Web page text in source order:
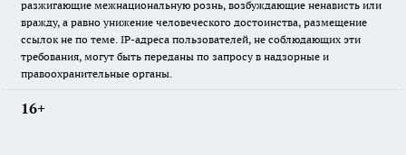
разжигающие межнациональную рознь, возбуждающие ненависть или
вражду, а равно унижение человеческого достоинства, размещение
ссылок не по теме. IP-адреса пользователей, не соблюдающих эти
требования, могут быть переданы по запросу в надзорные и
правоохранительные органы.
16+